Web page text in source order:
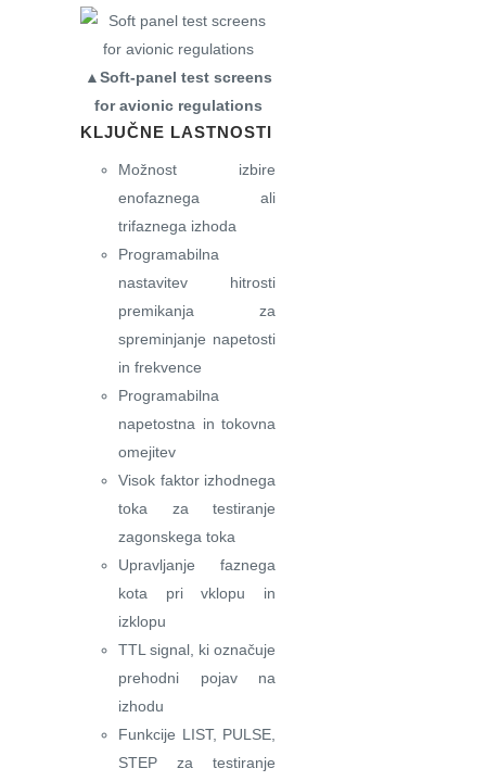
▲Soft-panel test screens
for avionic regulations
KLJUČNE LASTNOSTI
Možnost izbire
enofaznega ali
trifaznega izhoda
Programabilna
nastavitev hitrosti
premikanja za
spreminjanje napetosti
in frekvence
Programabilna
napetostna in tokovna
omejitev
Visok faktor izhodnega
toka za testiranje
zagonskega toka
Upravljanje faznega
kota pri vklopu in
izklopu
TTL signal, ki označuje
prehodni pojav na
izhodu
Funkcije LIST, PULSE,
STEP za testiranje